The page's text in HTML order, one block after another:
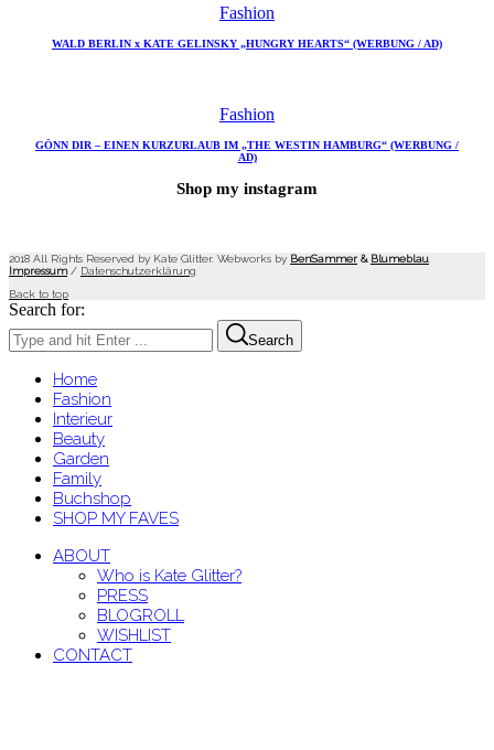
Fashion
WALD BERLIN x KATE GELINSKY „HUNGRY HEARTS“ (WERBUNG / AD)
Fashion
GÖNN DIR – EINEN KURZURLAUB IM „THE WESTIN HAMBURG“ (WERBUNG /
AD)
Shop my instagram
2018 All Rights Reserved by Kate Glitter. Webworks by BenSammer & Blumeblau
Impressum/ Datenschutzerklärung
Back to top
Search for:
Search
Home
Fashion
Interieur
Beauty
Garden
Family
Buchshop
SHOP MY FAVES
ABOUT
Who is Kate Glitter?
PRESS
BLOGROLL
WISHLIST
CONTACT